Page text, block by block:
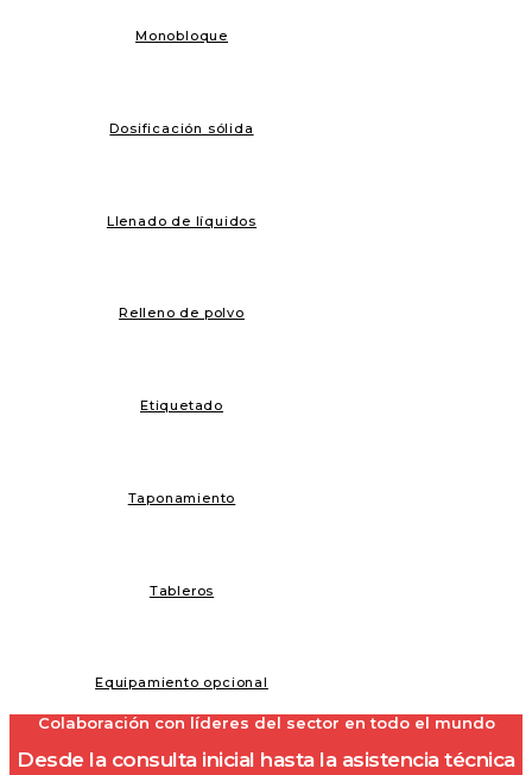
Monobloque
Dosificación sólida
Llenado de líquidos
Relleno de polvo
Etiquetado
Taponamiento
Tableros
Equipamiento opcional
Colaboración con líderes del sector en todo el mundo
Desde la consulta inicial hasta la asistencia técnica